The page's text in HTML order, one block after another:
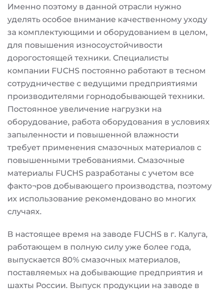
Именно поэтому в данной отрасли нужно
уделять особое внимание качественному уходу
за комплектующими и оборудованием в целом,
для повышения износоустойчивости
дорогостоящей техники. Специалисты
компании FUCHS постоянно работают в тесном
сотрудничестве с ведущими предприятиями
производителями горнодобывающей техники.
Постоянное увеличение нагрузки на
оборудование, работа оборудования в условиях
запыленности и повышенной влажности
требует применения смазочных материалов с
повышенными требованиями. Смазочные
материалы FUCHS разработаны с учетом все
факто¬ров добывающего производства, поэтому
их использование рекомендовано во многих
случаях.
В настоящее время на заводе FUCHS в г. Калуга,
работающем в полную силу уже более года,
выпускается 80% смазочных материалов,
поставляемых на добывающие предприятия и
шахты России. Выпуск продукции на заводе в